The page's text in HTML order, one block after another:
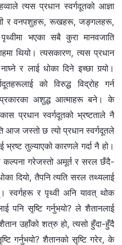
त्यस प्रधान स्‍वर्गदूतको आज्ञा
र वनपशुहरू, रूखहरू, जङ्गलहरू,
भएका सबै कुरा मानवजाति
थियो। त्यसकारण, त्यस प्रधान
र लाई धोका दिने इच्‍छा गर्‍यो।
को विरुद्ध विद्रोह गर्न
प्रकारका अशुद्ध आत्‍माहरू बने। के
प्रधान स्‍वर्गदूतको भ्रष्टताले नै
आज जस्तो छ त्यो प्रधान स्‍वर्गदूतले
भ्रष्ट तुल्याएको कारणले गर्दा नै हो।
कल्‍पना गरेजस्तो अमूर्त र सरल छँदै-
दियो, तैपनि त्यति सरल तथ्यलाई
स्वर्गहरू र पृथ्वी अनि यावत् थोक
पनि सृष्टि गर्नुभयो? ले शैतानलाई
उहाँको शत्रु हो, त्यसो हुँदा-हुँदै
गर्नुभयो? शैतानको सृष्टि गरेर, के